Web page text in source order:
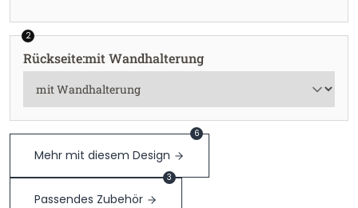
2
Rückseite:mit Wandhalterung
Mehr mit diesem Design
6
Passendes Zubehör
3